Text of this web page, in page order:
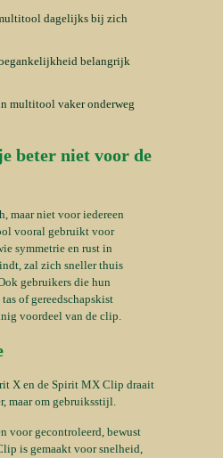
dagelijks bij zich
belangrijk
multitool vaker onderweg
beter niet voor de
maar niet voor iedereen
vooral gebruikt voor
symmetrie en rust in
zal zich sneller thuis
gebruikers die hun
of gereedschapskist
voordeel van de clip.
X en de Spirit MX Clip draait
maar om gebruiksstijl.
voor gecontroleerd, bewust
is gemaakt voor snelheid,